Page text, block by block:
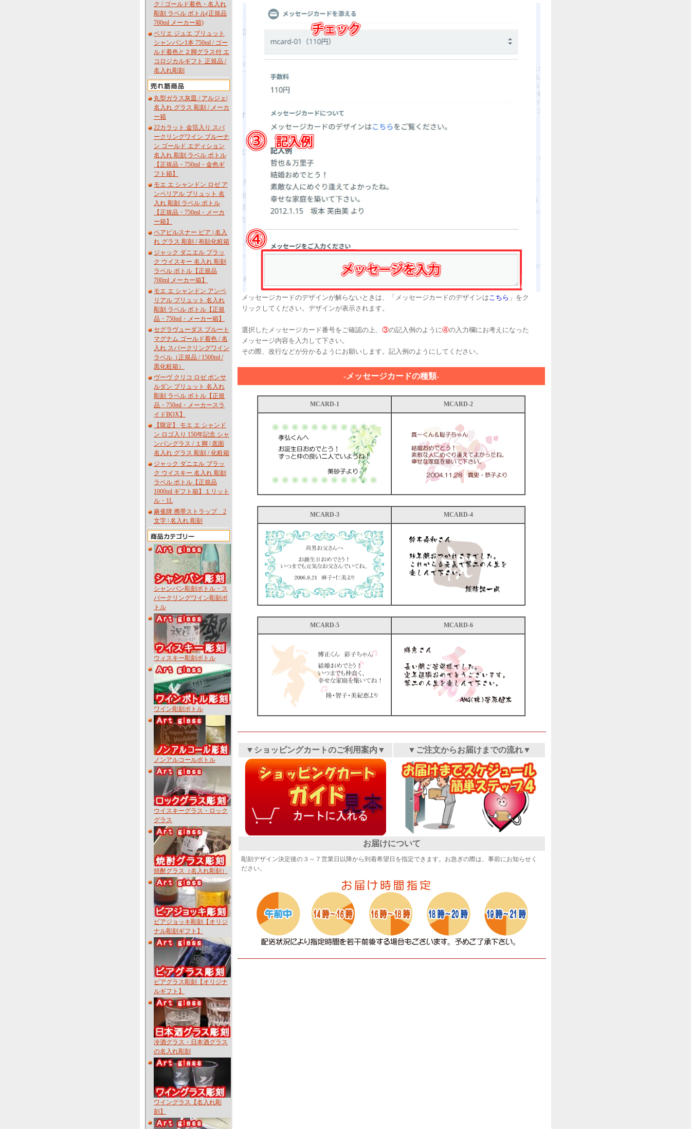
ク / ゴールド着色・名入れ
彫刻 ラベル ボトル(正規品
700ml メーカー箱)
ペリエ ジュエ ブリュット
シャンパン1本 750ml / ゴー
ルド着色と２脚グラス付 エ
コロジカルギフト 正規品 /
名入れ彫刻
丸型ガラス灰皿 / アルジェ|
名入れ グラス 彫刻 / メーカ
ー箱
22カラット 金箔入り スパ
ークリングワイン ブルーナ
ン ゴールド エディション
名入れ 彫刻 ラベル ボトル
【正規品・750ml・金色ギ
フト箱】
モエ エ シャンドン ロゼ ア
ンペリアル ブリュット 名
入れ 彫刻 ラベル ボトル
【正規品・750ml・メーカ
ー箱】
ペアピルスナー ビア | 名入
れ グラス 彫刻 / 布貼化粧箱
ジャック ダニエル ブラッ
ク ウイスキー 名入れ 彫刻
ラベル ボトル【正規品
700ml メーカー箱】
モエ エ シャンドン アンペ
リアル ブリュット 名入れ
彫刻 ラベル ボトル【正規
品・750ml・メーカー箱】
セグラヴューダス ブルート
マグナム ゴールド着色 / 名
入れ スパークリングワイン
ラベル（正規品 / 1500ml /
黒化粧箱）
ヴーヴ クリコ ロゼ ポンサ
ルダン ブリュット 名入れ
彫刻 ラベル ボトル【正規
品・750ml・メーカースラ
イドBOX】
【限定】 モエ エ シャンド
ン ロゴ入り 150年記念 シャ
ンパングラス / １脚 | 底面
名入れ グラス 彫刻 / 化粧箱
ジャック ダニエル ブラッ
ク ウイスキー 名入れ 彫刻
ラベル ボトル【正規品
1000ml ギフト箱】１リット
ル・1L
麻雀牌 携帯ストラップ 2
文字 | 名入れ 彫刻
シャンパン彫刻ボトル・ス
パークリングワイン彫刻ボ
トル
ウィスキー彫刻ボトル
ワイン彫刻ボトル
ノンアルコールボトル
ウイスキーグラス・ロック
グラス
焼酎グラス（名入れ彫刻）
ビアジョッキ彫刻【オリジ
ナル彫刻ギフト】
ビアグラス彫刻【オリジナ
ルギフト】
冷酒グラス・日本酒グラス
の名入れ彫刻
ワイングラス【名入れ彫
刻】
メッセージカードのデザインが解らないときは、「メッセージカードのデザインはこちら 」をク
リックしてください。デザインが表示されます。
選択したメッセージカード番号をご確認の上、 ③の記入例のように④の入力欄にお考えになった
メッセージ内容を入力して下さい。
その際、改行などが分かるようにお願いします。記入例のようにしてください。
-メッセージカードの種類-
MCARD-1 MCARD-2
MCARD-3 MCARD-4
MCARD-5 MCARD-6
▼ショッピングカートのご利用案内▼ ▼ご注文からお届けまでの流れ▼
お届けについて
彫刻デザイン決定後の３～７営業日以降から到着希望日を指定できます。お急ぎの際は、事前にお知らせく
ださい。